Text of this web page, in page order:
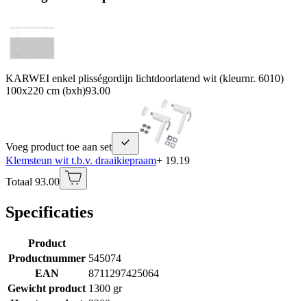
KARWEI enkel plisségordijn lichtdoorlatend wit (kleurnr. 6010)
100x220 cm (bxh)93.00
Voeg product toe aan set
Klemsteun wit t.b.v. draaikiepraam+ 19.19
Totaal 93.00
Specificaties
Product
Productnummer 545074
EAN
8711297425064
Gewicht product 1300 gr